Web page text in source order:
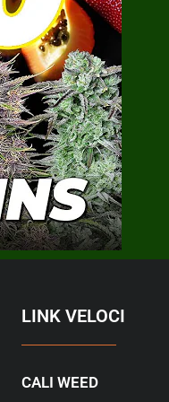
LINK VELOCI
CALI WEED